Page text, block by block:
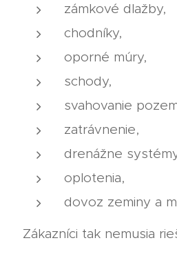
zámkové dlažby,
chodníky,
oporné múry,
schody,
svahovanie
zatrávnenie,
drenážne
oplotenia,
dovoz zeminy a
Zákazníci tak nemusia